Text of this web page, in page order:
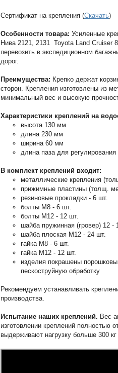
Сертификат на крепления (Скачать)
Особенности товара: Усиленные
Нива 2121, 2131 Toyota Land Cruiser
перевозить в экспедиционном
дорог.
Преимущества: Крепко держат
сторон. Крепления изготовлены из
минимальный вес и высокую
Характеристики креплений на
высота 130 мм
длина 230 мм
ширина 60 мм
длина паза для
В комплект креплений входит:
металлические крепления
прижимные пластины (толщ.
резиновые прокладки - 6 шт.
болты М8 - 6 шт.
болты М12 - 12 шт.
шайба пружинная (гровер) 12 -
шайба плоская М12 - 24 шт.
гайка М8 - 6 шт.
гайка М12 - 12 шт.
изделия покрашены
пескоструйную обработку
Рекомендуем устанавливать
производства.
Испытание наших креплений. Вес
изготовлении креплений полностью
выдерживают нагрузку больше 300